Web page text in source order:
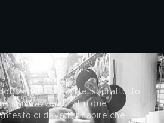
parla a Pomeriggio Cinque
dobbiamo stare zitte, soprattutto
sono avvenuti altri due
ci deve far capire che